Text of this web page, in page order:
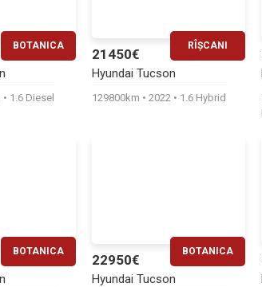
BOTANICA
1.6 Diesel
RÎȘCANI
21450€
Hyundai Tucson
129800km 2022 1.6 Hybrid
BOTANICA BOTANICA
22950€
Hyundai Tucson